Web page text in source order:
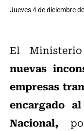
Jueves 4 de diciembre
El
nuevas
empresas
encargado
Nacional,